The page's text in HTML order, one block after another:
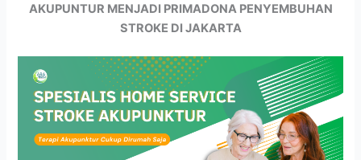
AKUPUNTUR MENJADI PRIMADONA PENYEMBUHAN
STROKE DI JAKARTA